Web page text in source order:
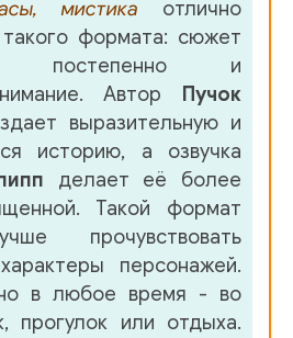
мистика отлично
формата: сюжет
постепенно и
Автор
Пучок
выразительную и
историю, а озвучка
делает её более
Такой формат
прочувствовать
персонажей.
в любое время - во
прогулок или отдыха.